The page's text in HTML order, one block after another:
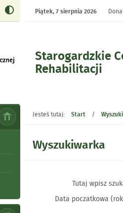
Starogardzkie
Rehabilitacji
Piątek,7 sierpnia 2026
Jesteś tutaj: Start /
Wyszukiwarka
Tutaj wpisz
Data poczatkowa